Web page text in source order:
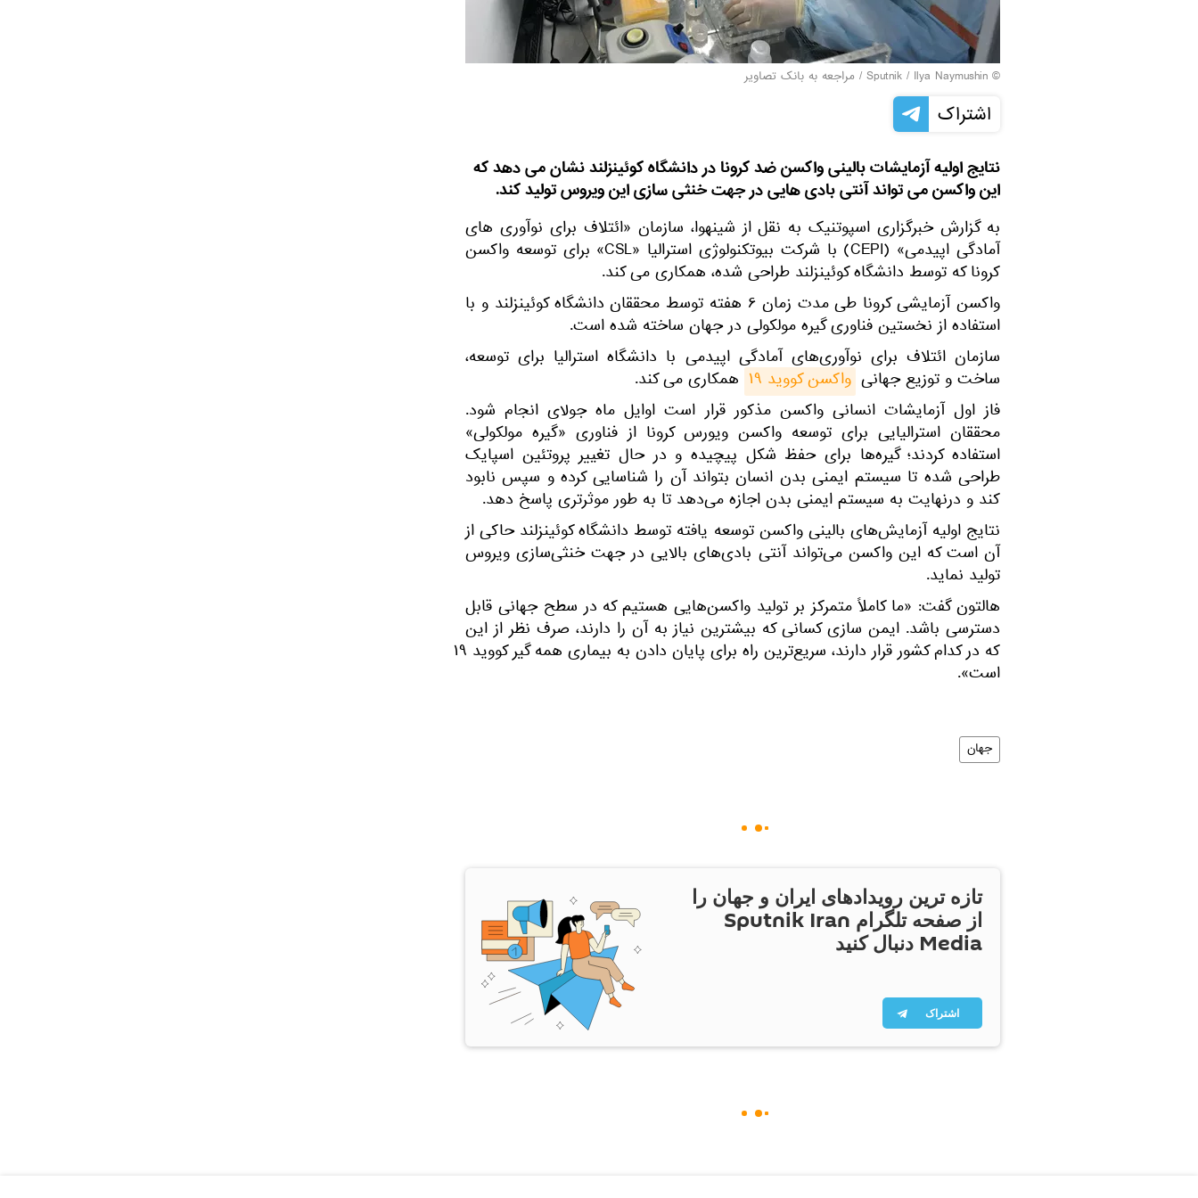
© Sputnik / Ilya Naymushin
/ مراجعه به بانک تصاویر
اشتراک
نتایج اولیه آزمایشات بالینی واکسن ضد کرونا در دانشگاه کوئینزلند نشان می دهد که
این واکسن می تواند آنتی بادی هایی در جهت خنثی سازی این ویروس تولید کند.
به گزارش خبرگزاری اسپوتنیک به نقل از شینهوا، سازمان «ائتلاف برای نوآوری های
آمادگی اپیدمی» (CEPI) با شرکت بیوتکنولوژی استرالیا «CSL» برای توسعه واکسن
کرونا که توسط دانشگاه کوئینزلند طراحی شده، همکاری می کند.
واکسن آزمایشی کرونا طی مدت زمان ۶ هفته توسط محققان دانشگاه کوئینزلند و با
استفاده از نخستین فناوری گیره مولکولی در جهان ساخته شده است.
سازمان ائتلاف برای نوآوری‌های آمادگی اپیدمی با دانشگاه استرالیا برای توسعه،
ساخت و توزیع جهانی واکسن کووید ۱۹
همکاری می کند.
فاز اول آزمایشات انسانی واکسن مذکور قرار است اوایل ماه جولای انجام شود.
محققان استرالیایی برای توسعه واکسن ویورس کرونا از فناوری «گیره مولکولی»
استفاده کردند؛ گیره‌ها برای حفظ شکل پیچیده و در حال تغییر پروتئین اسپایک
طراحی شده تا سیستم ایمنی بدن انسان بتواند آن را شناسایی کرده و سپس نابود
کند و درنهایت به سیستم ایمنی بدن اجازه می‌دهد تا به طور موثرتری پاسخ دهد.
نتایج اولیه آزمایش‌های بالینی واکسن توسعه یافته توسط دانشگاه کوئینزلند حاکی از
آن است که این واکسن می‌تواند آنتی بادی‌های بالایی در جهت خنثی‌سازی ویروس
تولید نماید.
هالتون گفت: «ما کاملاً متمرکز بر تولید واکسن‌هایی هستیم که در سطح جهانی قابل
دسترسی باشد. ایمن سازی کسانی که بیشترین نیاز به آن را دارند، صرف نظر از این
که در کدام کشور قرار دارند، سریع‌ترین راه برای پایان دادن به بیماری همه گیر کووید ۱۹
است».
جهان
تازه ترین رویدادهای ایران و جهان را
از صفحه تلگرام Sputnik Iran
Media دنبال کنید
اشتراک